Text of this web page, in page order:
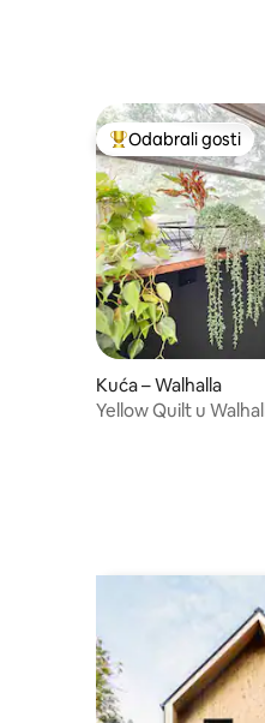
Među najviše
Odabrali gosti
Kuća – Walhalla
Yellow Quilt u